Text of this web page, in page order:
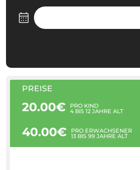
PREISE
20.00€ PRO KIND
4 BIS 12 JAHRE ALT
40.00€ PRO ERWACHSENER
13 BIS 99 JAHRE ALT